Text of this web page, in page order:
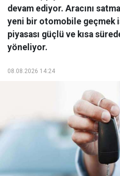
devam ediyor. Aracını
yeni bir otomobile geçmek
piyasası güçlü ve kısa
yöneliyor.
08.08.2026 14:24